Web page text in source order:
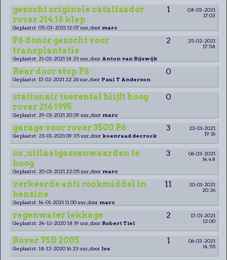
gezocht originele catalizador
rover 214 16 klep
1
08-03-2021
17:03
Geplaatst: 05-03-2021 12:07 uur, door marc
P6 donor gezocht voor
transplantatie
2
25-02-2021
17:58
Geplaatst: 21-02-2021 18:23 uur, door Anton van Rijswijk
Rear door stop P6 0
Geplaatst: 17-02-2021 22:26 uur, door Paul T Anderson
stationair toerental blijft hoog
rover 216 1995
0
Geplaatst: 29-01-2021 20:09 uur, door marc
garage voor rover 3500 P6 3
23-01-2021
19:16
Geplaatst: 23-01-2021 09:35 uur, door koenraad decrock
co ,uitlaatgassenwaarden te
hoog
3
06-03-2021
14:48
Geplaatst: 20-01-2021 22:05 uur, door marc
verkeerde anti rookmiddel in
benzine
11
20-01-2021
20:26
Geplaatst: 14-01-2021 11:00 uur, door marc
regenwater lekkage 2
17-01-2021
12:00
Geplaatst: 24-12-2020 18:19 uur, door Robert Tiel
Rover 75D 2005 1
06-03-2021
14:55
Geplaatst: 18-12-2020 16:23 uur, door Jos